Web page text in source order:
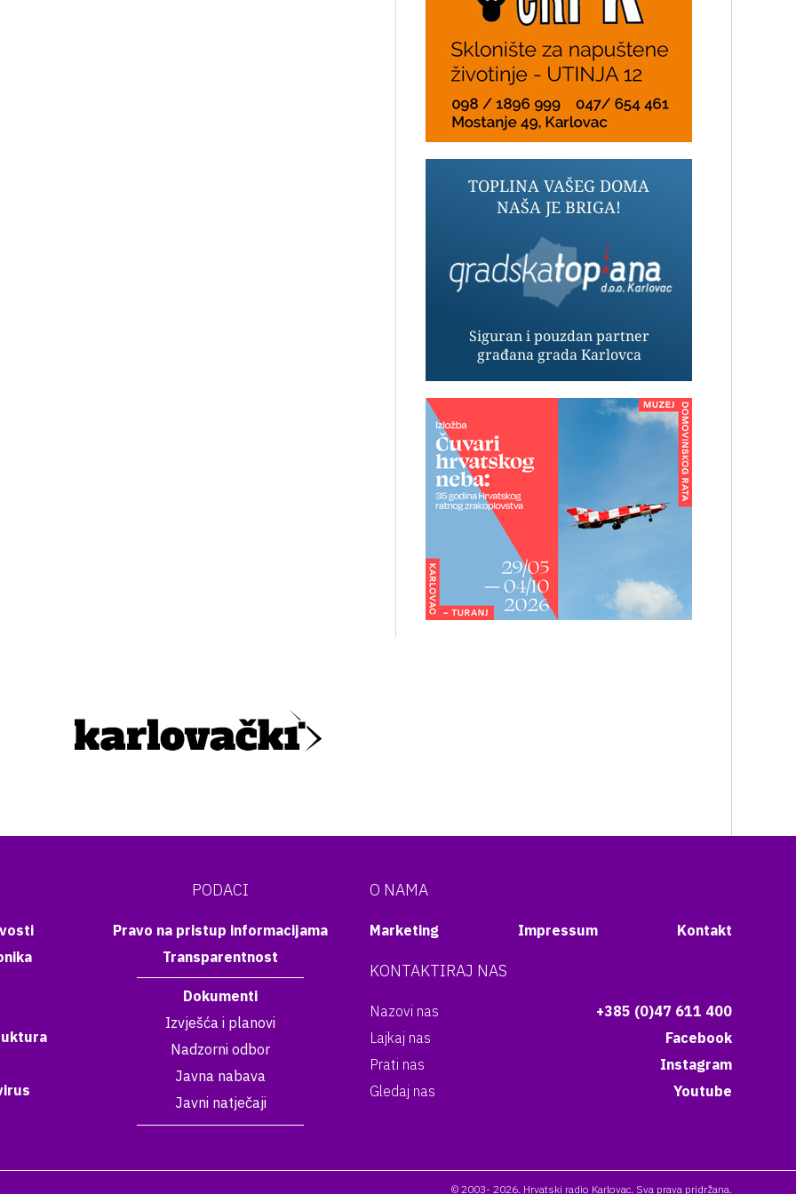
PODACI
Pravo na pristup informacijama
Transparentnost
Dokumenti
Izvješća i planovi
Nadzorni odbor
Javna nabava
Javni natječaji
O NAMA
Marketing Impressum Kontakt
KONTAKTIRAJ NAS
Nazovi nas
+385 (0)47 611 400
Lajkaj nas
Facebook
Prati nas
Instagram
Gledaj nas
Youtube
© 2003- 2026. Hrvatski radio Karlovac. Sva prava pridržana.